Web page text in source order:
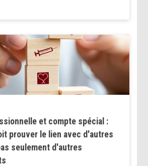
et compte spécial :
prouver le lien avec d'autres
seulement d'autres